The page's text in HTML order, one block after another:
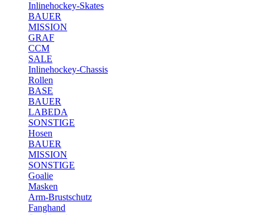
Inlinehockey-Skates
BAUER
MISSION
GRAF
CCM
SALE
Inlinehockey-Chassis
Rollen
BASE
BAUER
LABEDA
SONSTIGE
Hosen
BAUER
MISSION
SONSTIGE
Goalie
Masken
Arm-Brustschutz
Fanghand